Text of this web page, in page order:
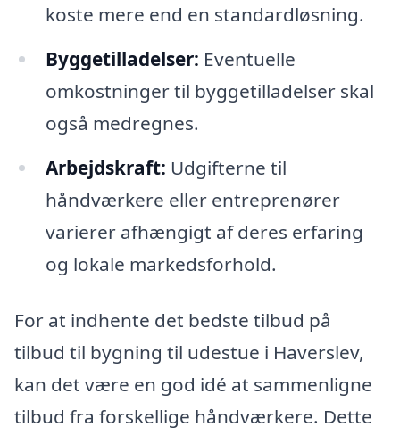
koste mere end en standardløsning.
Byggetilladelser: Eventuelle
omkostninger til byggetilladelser skal
også medregnes.
Arbejdskraft: Udgifterne til
håndværkere eller entreprenører
varierer afhængigt af deres erfaring
og lokale markedsforhold.
For at indhente det bedste tilbud på
tilbud til bygning til udestue i Haverslev,
kan det være en god idé at sammenligne
tilbud fra forskellige håndværkere. Dette